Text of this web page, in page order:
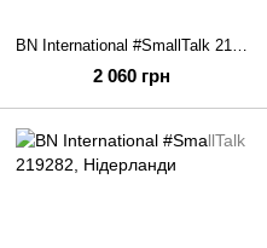
BN International #SmallTalk 219303
2 060 грн